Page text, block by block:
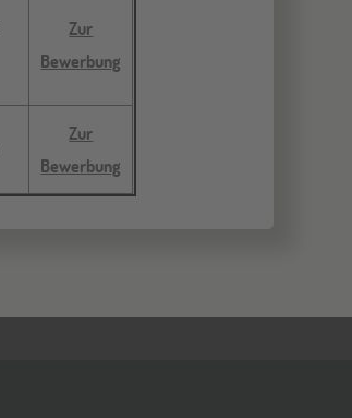
Zur
Bewerbung
Zur
Bewerbung